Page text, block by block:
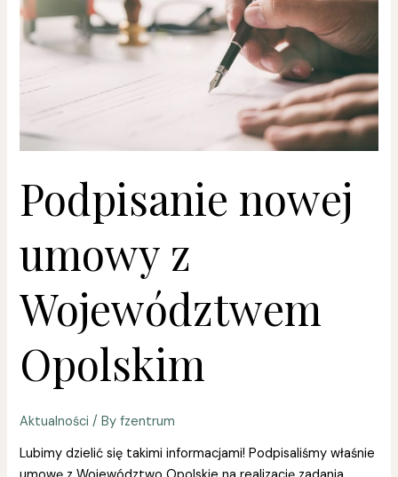
Podpisanie nowej
umowy z
Województwem
Opolskim
Aktualności / Byfzentrum
Lubimy dzielić się takimi informacjami! Podpisaliśmy właśnie
Województwem
Opolskim